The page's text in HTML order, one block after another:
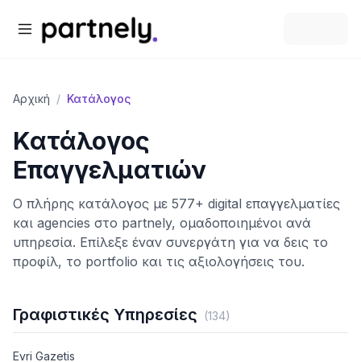
Αρχική / Κατάλογος
Κατάλογος
Επαγγελματιών
Ο πλήρης κατάλογος με 577+ digital επαγγελματίες
και agencies στο partnely, ομαδοποιημένοι ανά
υπηρεσία. Επίλεξε έναν συνεργάτη για να δεις το
προφίλ, το portfolio και τις αξιολογήσεις του.
Γραφιστικές Υπηρεσίες (134)
Evri Gazetis